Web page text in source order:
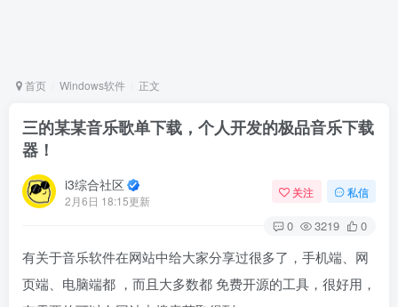
首页 Windows软件 正文
三的某某音乐歌单下载，个人开发的极品音乐下载
器！
i3综合社区
2月6日 18:15更新
关注 私信
0 3219 0
有关于音乐软件在网站中给大家分享过很多了，手机端、网
页端、电脑端都 ，而且大多数都 免费开源的工具，很好用，